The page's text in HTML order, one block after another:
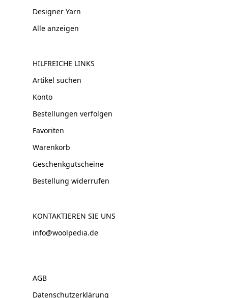
Designer Yarn
Alle anzeigen
HILFREICHE LINKS
Artikel suchen
Konto
Bestellungen verfolgen
Favoriten
Warenkorb
Geschenkgutscheine
Bestellung widerrufen
KONTAKTIEREN SIE UNS
info@woolpedia.de
AGB
Datenschutzerklärung